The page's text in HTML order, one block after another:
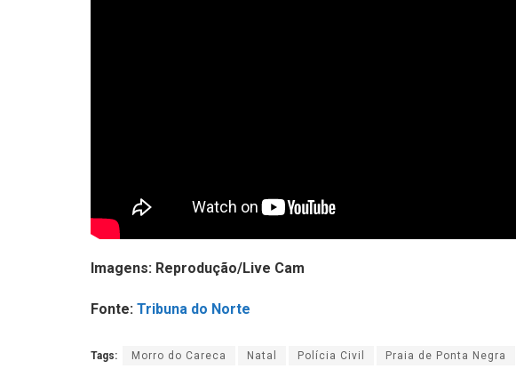
Imagens: Reprodução/Live Cam
Fonte: Tribuna do Norte
Tags: Morro do Careca Natal Polícia Civil Praia de Ponta Negra